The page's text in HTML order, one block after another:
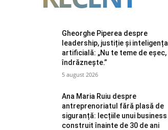
Gheorghe Piperea despre
leadership, justiție și inteligența
artificială: „Nu te teme de eșec,
îndrăznește.”
5 august 2026
Ana Maria Ruiu despre
antreprenoriatul fără plasă de
siguranță: lecțiile unui business
construit înainte de 30 de ani